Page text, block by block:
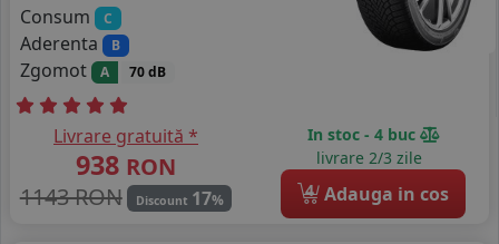
Consum
C
Aderenta B
Zgomot A 70 dB
Livrare gratuită *
938 RON
1143 RON
Discount 17%
In stoc - 4 buc
livrare 2/3 zile
4 Adauga in cos